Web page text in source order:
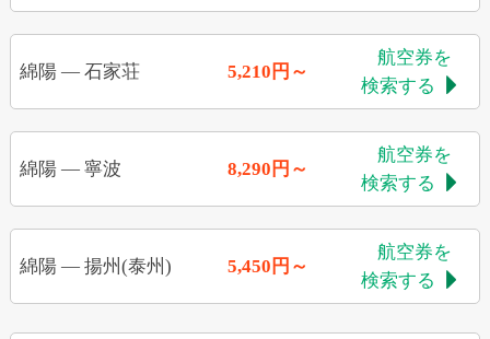
綿陽— 石家荘 5,210円～
航空券を
検索する

綿陽— 寧波 8,290円～
航空券を
検索する

綿陽— 揚州(泰州) 5,450円～
航空券を
検索する
